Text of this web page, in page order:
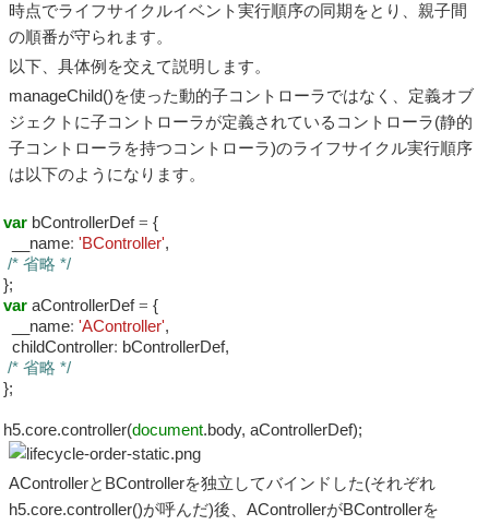
時点でライフサイクルイベント実行順序の同期をとり、親子間
の順番が守られます。
以下、具体例を交えて説明します。
manageChild()を使った動的子コントローラではなく、定義オブ
ジェクトに子コントローラが定義されているコントローラ(静的
子コントローラを持つコントローラ)のライフサイクル実行順序
は以下のようになります。
var bControllerDef= {
__name: 'BController',
/* 省略 */
};
var aControllerDef= {
__name: 'AController',
childController: bControllerDef,
/* 省略 */
};
h5.core.controller(document.body, aControllerDef);
AControllerとBControllerを独立してバインドした(それぞれ
h5.core.controller()が呼んだ)後、AControllerがBControllerを